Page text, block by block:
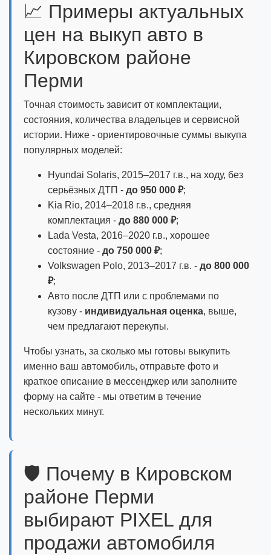
📈 Примеры актуальных
цен на выкуп авто в
Кировском районе
Перми
Точная стоимость зависит от комплектации,
состояния, количества владельцев и сервисной
истории. Ниже - ориентировочные суммы выкупа
популярных моделей:
Hyundai Solaris, 2015–2017 г.в., на ходу, без
серьёзных ДТП - до 950 000 ₽;
Kia Rio, 2014–2018 г.в., средняя
комплектация - до 880 000 ₽;
Lada Vesta, 2016–2020 г.в., хорошее
состояние - до 750 000 ₽;
Volkswagen Polo, 2013–2017 г.в. - до 800 000
₽;
Авто после ДТП или с проблемами по
кузову - индивидуальная оценка, выше,
чем предлагают перекупы.
Чтобы узнать, за сколько мы готовы выкупить
именно ваш автомобиль, отправьте фото и
краткое описание в мессенджер или заполните
форму на сайте - мы ответим в течение
нескольких минут.
🛡️ Почему в Кировском
районе Перми
выбирают PIXEL для
продажи автомобиля